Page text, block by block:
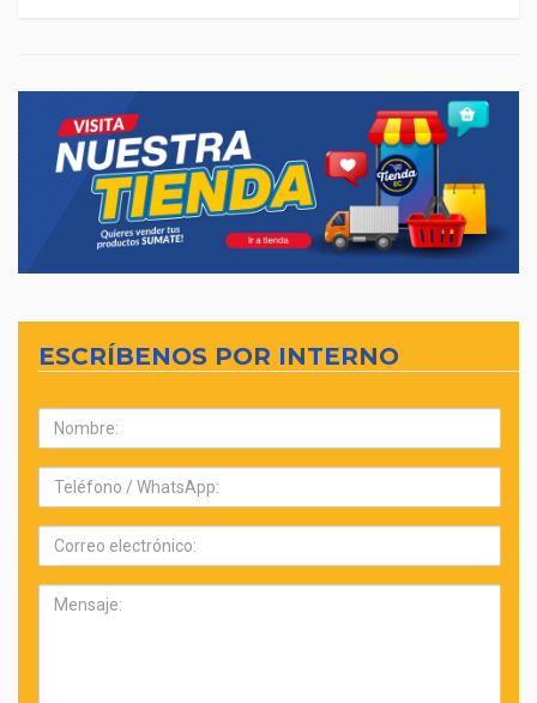
ESCRÍBENOS POR INTERNO
Nombre:
Teléfono:
Correo
electrónico:
Mensaje: